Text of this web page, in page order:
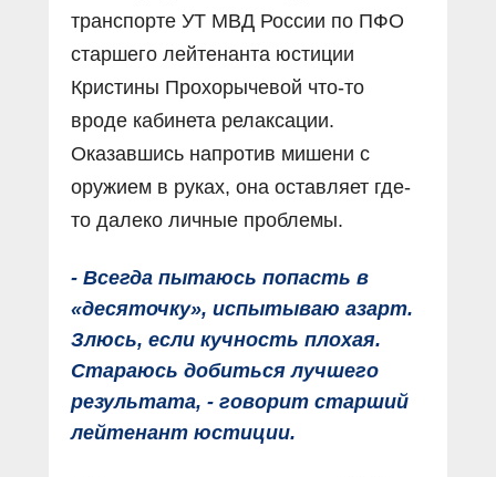
транспорте УТ МВД России по ПФО
старшего лейтенанта юстиции
Кристины Прохорычевой что-то
вроде кабинета релаксации.
Оказавшись напротив мишени с
оружием в руках, она оставляет где-
то далеко личные проблемы.
- Всегда пытаюсь попасть в
«десяточку», испытываю азарт.
Злюсь, если кучность плохая.
Стараюсь добиться лучшего
результата, - говорит старший
лейтенант юстиции.